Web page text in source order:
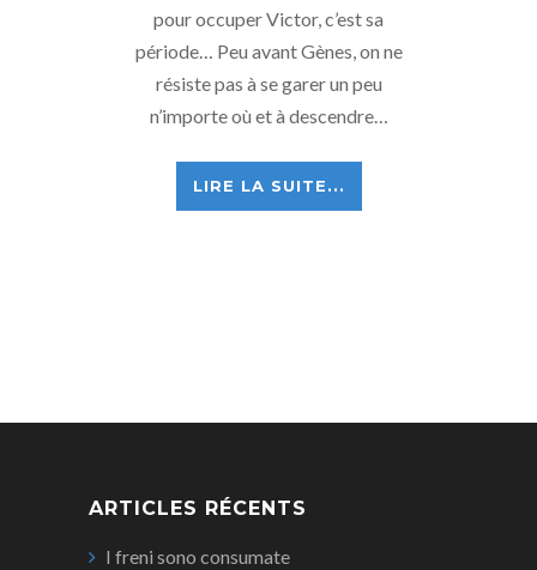
pour occuper Victor, c’est sa
période… Peu avant Gènes, on ne
résiste pas à se garer un peu
n’importe où et à descendre…
LIRE LA SUITE...
ARTICLES RÉCENTS
I freni sono consumate